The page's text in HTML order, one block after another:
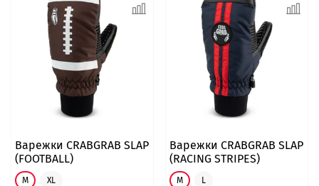
Варежки CRABGRAB SLAP
(FOOTBALL)
M XL
Варежки CRABGRAB SLAP
(RACING STRIPES)
M L